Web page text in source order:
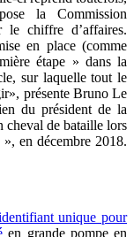
la Commission
chiffre d’affaires.
en place (comme
étape » dans la
sur laquelle tout le
présente Bruno Le
du président de la
cheval de bataille lors
en décembre 2018.
unique pour
en grande pompe en